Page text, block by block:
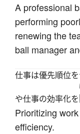
A professional
performing
renewing the
ball manager
仕事は優先順位
や仕事の効率化を
Prioritizing
efficiency.